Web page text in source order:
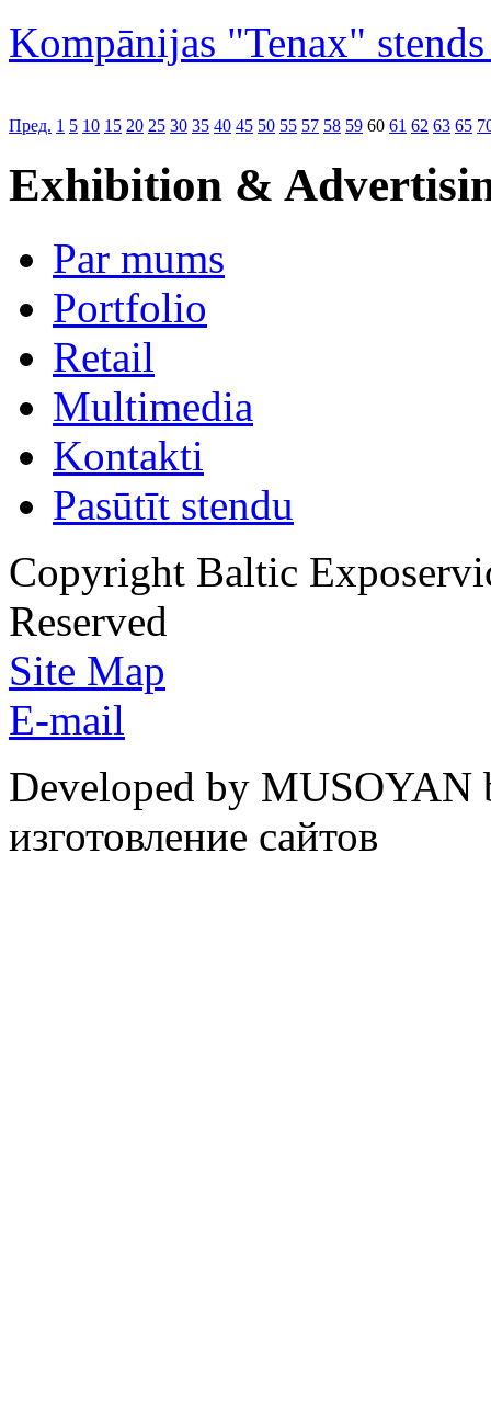
Kompānijas "Tenax"
Пред. 1 5 10 15 20 25 30 35 40 45 50 55 57 58 59 60 61 62 63 65
Exhibition &
Par mums
Portfolio
Retail
Multimedia
Kontakti
Pasūtīt stendu
Copyright Baltic
Reserved
Site Map
E-mail
Developed by
изготовление сайтов